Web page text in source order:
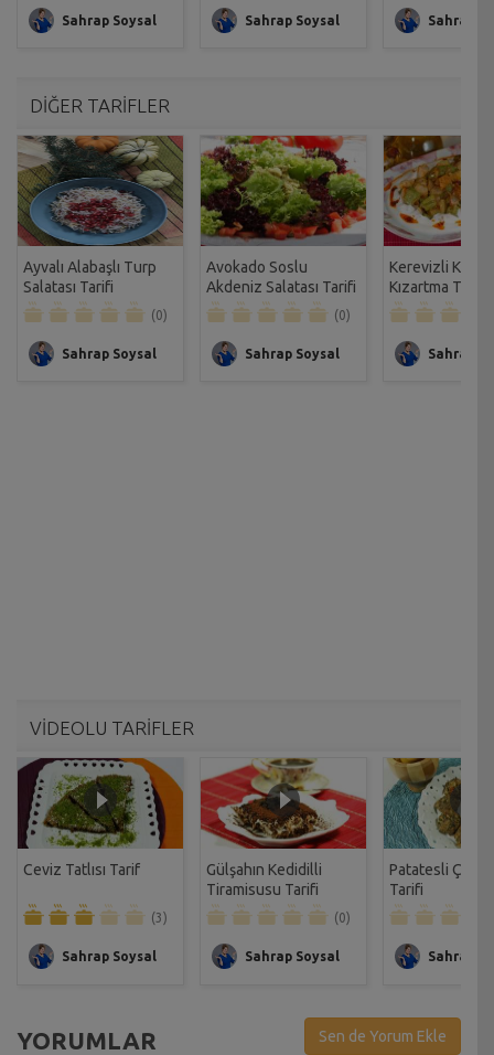
Sahrap Soysal Sahrap Soysal Sahrap
DİĞER TARİFLER
Ayvalı Alabaşlı Turp
Salatası Tarifi
(0)
Sahrap Soysal
Avokado Soslu
Akdeniz Salatası Tarifi
(0)
Sahrap Soysal
Kerevizli Kabak
Kızartma Tarifi
Sahrap
VİDEOLU TARİFLER
Ceviz Tatlısı Tarif
(3)
Sahrap Soysal
Gülşahın Kedidilli
Tiramisusu Tarifi
(0)
Sahrap Soysal
Patatesli Çıtır
Tarifi
Sahrap
YORUMLAR Sen de Yorum Ekle